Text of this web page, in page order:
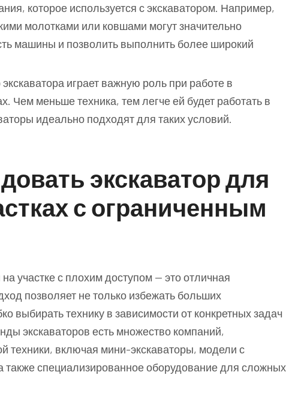
которое используется с экскаватором. Например,
молотками или ковшами могут значительно
машины и позволить выполнить более широкий
играет важную роль при работе в
Чем меньше техника, тем легче ей будет работать в
идеально подходят для таких условий.
экскаватор для
с ограниченным
участке с плохим доступом — это отличная
позволяет не только избежать больших
выбирать технику в зависимости от конкретных задач
экскаваторов есть множество компаний,
техники, включая мини-экскаваторы, модели с
специализированное оборудование для сложных